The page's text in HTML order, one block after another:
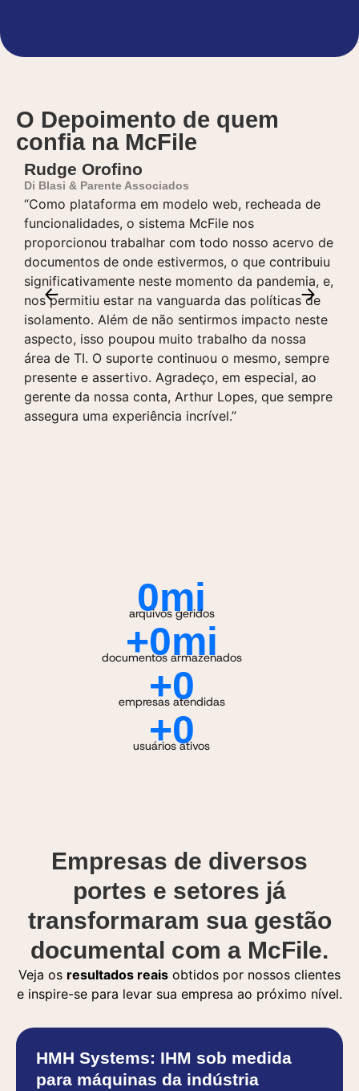
O Depoimento de quem
confia na McFile
Rudge Orofino
Di Blasi & Parente Associados
“Como plataforma em modelo web, recheada de
funcionalidades, o sistema McFile nos
proporcionou trabalhar com todo nosso acervo de
documentos de onde estivermos, o que contribuiu
significativamente neste momento da pandemia, e,
nos permitiu estar na vanguarda das políticas de
isolamento. Além de não sentirmos impacto neste
aspecto, isso poupou muito trabalho da nossa
área de TI. O suporte continuou o mesmo, sempre
presente e assertivo. Agradeço, em especial, ao
gerente da nossa conta, Arthur Lopes, que sempre
assegura uma experiência incrível.”
0mi
arquivos geridos
+0mi
documentos armazenados
+0
empresas atendidas
+0
usuários ativos
Empresas de diversos
portes e setores já
transformaram sua gestão
documental com a McFile.
Veja os resultados reais obtidos por nossos clientes
e inspire-se para levar sua empresa ao próximo nível.
HMH Systems: IHM sob medida
para máquinas da indústria